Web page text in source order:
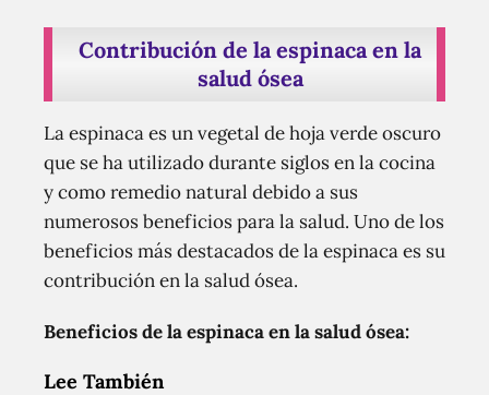
Contribución de la espinaca en la
salud ósea
La espinaca es un vegetal de hoja verde oscuro
que se ha utilizado durante siglos en la cocina
y como remedio natural debido a sus
numerosos beneficios para la salud. Uno de los
beneficios más destacados de la espinaca es su
contribución en la salud ósea.
Beneficios de la espinaca en la salud ósea:
Lee También